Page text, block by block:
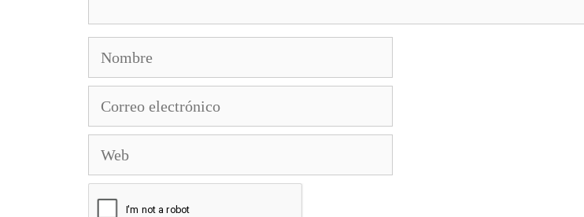
electrónico